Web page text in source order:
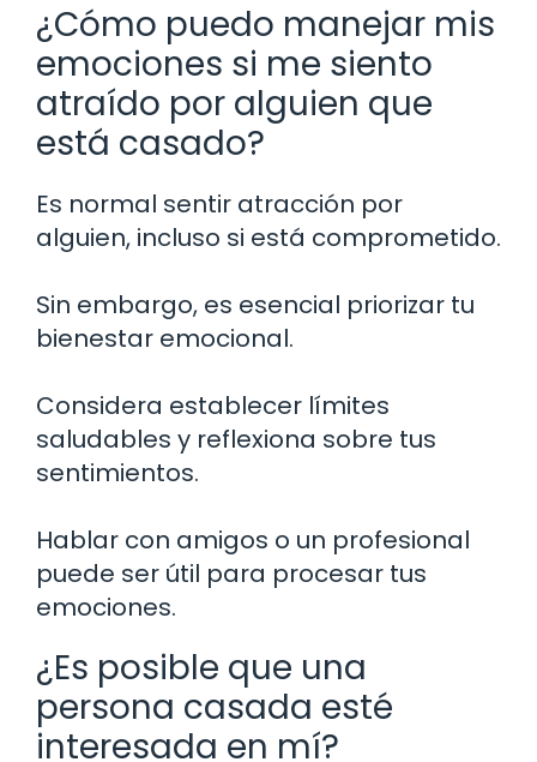
¿Cómo puedo manejar mis
emociones si me siento
atraído por alguien que
está casado?
Es normal sentir atracción por
alguien, incluso si está comprometido.
Sin embargo, es esencial priorizar tu
bienestar emocional.
Considera establecer límites
saludables y reflexiona sobre tus
sentimientos.
Hablar con amigos o un profesional
puede ser útil para procesar tus
emociones.
¿Es posible que una
persona casada esté
interesada en mí?